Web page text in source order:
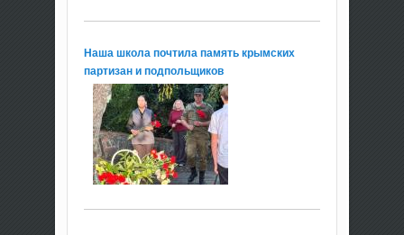
Наша школа почтила память крымских
партизан и подпольщиков